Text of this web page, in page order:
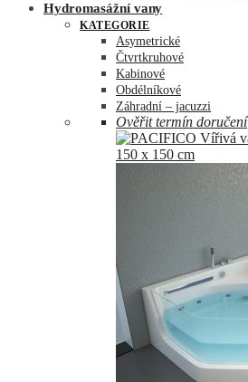
Hydromasážní vany
KATEGORIE
Asymetrické
Čtvrtkruhové
Kabinové
Obdélníkové
Záhradní – jacuzzi
Ověřit termín doručení